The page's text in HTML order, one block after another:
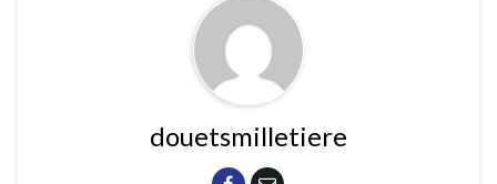
douetsmilletiere